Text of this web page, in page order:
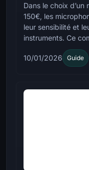
Dans le choix
150€, les
leur sensibilité et
instruments. Ce
10/01/2026 Guide